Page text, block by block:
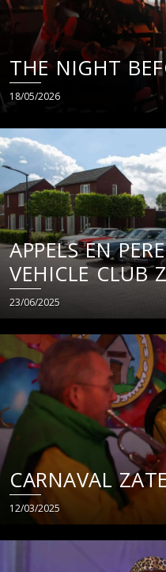
THE NIGHT
18/05/2026
APPELS EN
VEHICLE CLUB
VLAANDEREN
23/06/2025
CARNAVAL
12/03/2025